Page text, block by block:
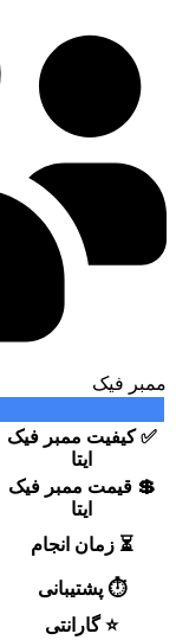
خدمات
ممبر فیک
ممبر
ممبر فیک
انجام
سیستم
پرداخت
پشتیبانی
24 ساعت شبانه روز
گارانتی
ضمانت